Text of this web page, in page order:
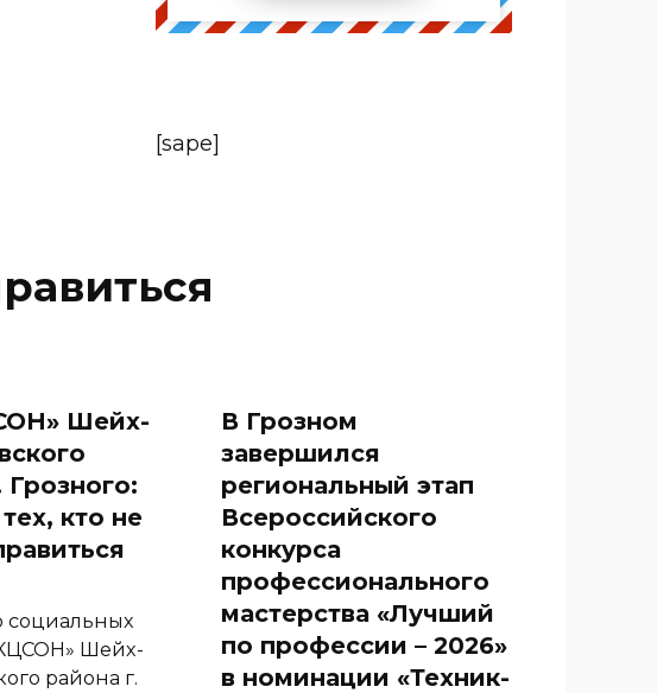
[sape]
Шейх-
Грозного:
кто не
социальных
Шейх-
района г.
В Грозном
завершился
региональный этап
Всероссийского
конкурса
профессионального
мастерства «Лучший
по профессии – 2026»
в номинации «Техник-